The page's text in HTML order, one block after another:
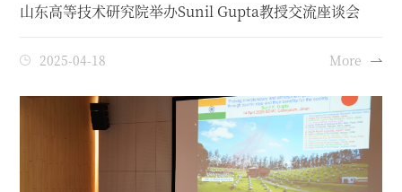
山东高等技术研究院举办Sunil Gupta教授交流座谈会
2025-04-18 More